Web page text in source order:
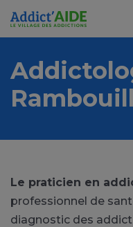
Aller au contenu
Le praticien en
professionnel de
diagnostic des
Panneau de gestion